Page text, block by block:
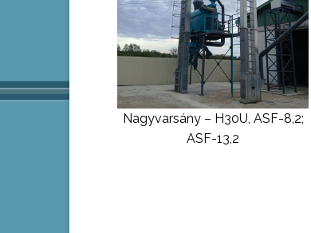
Nagyvarsány – H30U, ASF-8,2;
ASF-13,2